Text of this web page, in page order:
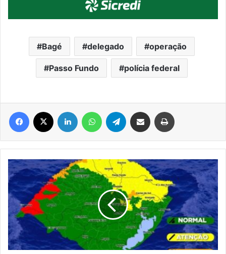
Bagé delegado operação
Passo Fundo polícia federal
Facebook Linkedin WhatsAppTelegram Compartilhar via e-mail
Defesa
Civil
emite
alerta
vermelho
para
inundação
na
Fronteira